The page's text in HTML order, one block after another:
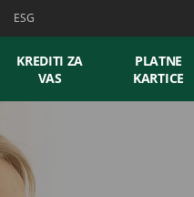
ESG
KREDITI ZA
VAS
PLATNE
KARTICE